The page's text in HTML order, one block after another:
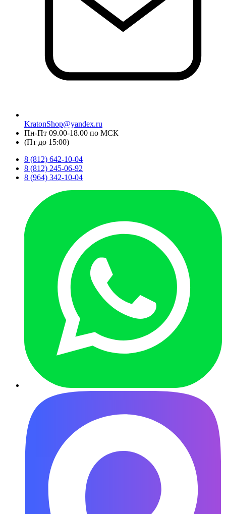
KratonShop@yandex.ru
Пн-Пт 09.00-18.00 по МСК
(Пт до 15:00)
8 (812) 642-10-04
8 (812) 245-06-92
8 (964) 342-10-04